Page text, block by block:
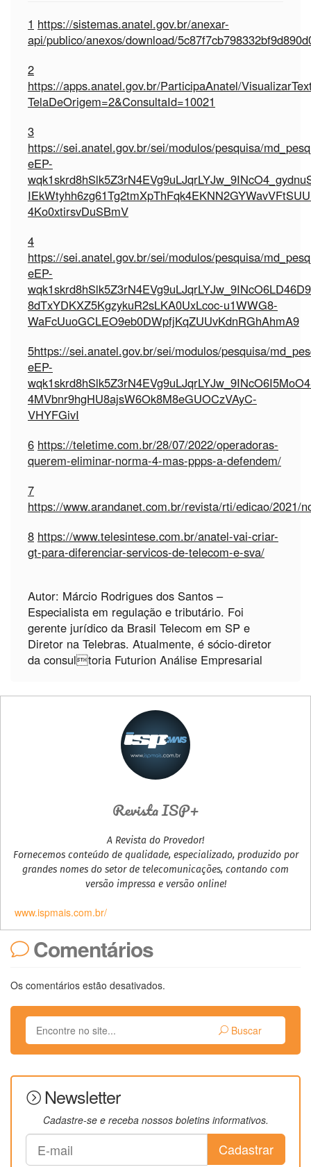
1 https://sistemas.anatel.gov.br/anexar-
api/publico/anexos/download/
2
https://apps.anatel.gov.br/ParticipaAnatel/
TelaDeOrigem=2&ConsultaId=10021
3
https://sei.anatel.gov.br/sei/modulos/pesquisa/
eEP-
4Ko0xtirsvDuSBmV
4
https://sei.anatel.gov.br/sei/modulos/pesquisa/
eEP-
8dTxYDKXZ5KgzykuR2sLKA0UxLcoc-u1WWG8-
WaFcUuoGCLEO9eb0DWpfjKqZUUvKdnRGhAhmA9
5https://sei.anatel.gov.br/sei/modulos/pesquisa/
eEP-
4MVbnr9hgHU8ajsW6Ok8M8eGUOCzVAyC-
VHYFGivI
6 https://teletime.com.br/28/07/2022/operadoras-
querem-eliminar-norma-4-mas-ppps-a-defendem/
7
https://www.arandanet.com.br/revista/rti/edicao/2021/
8 https://www.telesintese.com.br/anatel-vai-criar-
gt-para-diferenciar-servicos-de-telecom-e-sva/
Autor: Márcio Rodrigues dos Santos –
Especialista em regulação e tributário. Foi
gerente jurídico da Brasil Telecom em SP e
Diretor na Telebras. Atualmente, é sócio-diretor
da consultoria Futurion Análise Empresarial
Revista ISP+
A Revista do Provedor!
Fornecemos conteúdo de qualidade, especializado, produzido por
grandes nomes do setor de telecomunicações, contando com
versão impressa e versão online!
www.ispmais.com.br/
Comentários
Os comentários estão desativados.
Buscar
Newsletter
Cadastre-se e receba nossos boletins informativos.
Cadastrar